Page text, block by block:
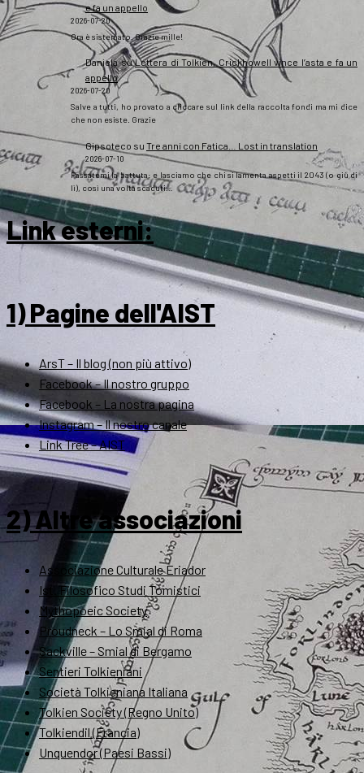
e fa un appello
2026-07-20
Ora è sistemato. Grazie mille!
DanielasuLettera di Tolkien, Crickhowell vince l’asta e fa un
appello
2026-07-20
Salve a tutti, ho provato a cliccare sul link della raccolta fondi ma mi dice
che non esiste. Grazie
Gipsoteco su Tre anni con Fatica… Lost in translation
2026-07-10
Passatemi la battuta: e lasciamo che chi si lamenta aspetti il 2043 (o giù di
lì), così una volta scaduti…
Link esterni:
1) Pagine dell'AIST
ArsT – Il blog (non più attivo)
Facebook – Il nostro gruppo
Facebook – La nostra pagina
Instagram – Il nostro canale
Link Tree – AIST
2) Altre associazioni
Associazione Culturale Eriador
Ist. Filosofico Studi Tomistici
Mythopoeic Society
Proudneck – Lo Smial di Roma
Sackville – Smial di Bergamo
Sentieri Tolkieniani
Società Tolkieniana Italiana
Tolkien Society (Regno Unito)
Tolkiendil (Francia)
Unquendor (Paesi Bassi)